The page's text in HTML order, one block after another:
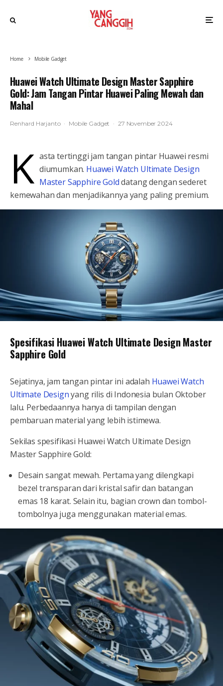
Home Mobile Gadget
Huawei Watch Ultimate Design Master Sapphire
Gold: Jam Tangan Pintar Huawei Paling Mewah dan
Mahal
Renhard Harjanto · Mobile Gadget · 27 November 2024
K asta tertinggi jam tangan pintar Huawei resmi
diumumkan. Huawei Watch Ultimate Design
Master Sapphire Golddatang dengan sederet
kemewahan dan menjadikannya yang paling premium.
Spesifikasi Huawei Watch Ultimate Design Master
Sapphire Gold
Sejatinya, jam tangan pintar ini adalah Huawei Watch
Ultimate Designyang rilis di Indonesia bulan Oktober
lalu. Perbedaannya hanya di tampilan dengan
pembaruan material yang lebih istimewa.
Sekilas spesifikasi Huawei Watch Ultimate Design
Master Sapphire Gold:
Desain sangat mewah. Pertama yang dilengkapi
bezel transparan dari kristal safir dan batangan
emas 18 karat. Selain itu, bagian crown dan tombol-
tombolnya juga menggunakan material emas.